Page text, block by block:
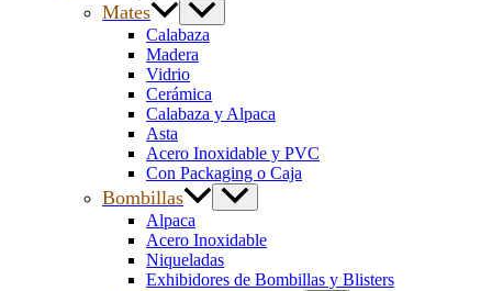
Mates
Calabaza
Madera
Vidrio
Cerámica
Calabaza y Alpaca
Asta
Acero Inoxidable y PVC
Con Packaging o Caja
Bombillas
Alpaca
Acero Inoxidable
Niqueladas
Exhibidores de Bombillas y Blisters